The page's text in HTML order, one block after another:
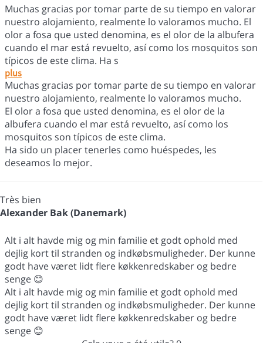
Muchas gracias por tomar parte de su tiempo en valorar
nuestro alojamiento, realmente lo valoramos mucho. El
olor a fosa que usted denomina, es el olor de la albufera
cuando el mar está revuelto, así como los mosquitos son
típicos de este clima. Ha s
plus
Muchas gracias por tomar parte de su tiempo en valorar
nuestro alojamiento, realmente lo valoramos mucho.
El olor a fosa que usted denomina, es el olor de la
albufera cuando el mar está revuelto, así como los
mosquitos son típicos de este clima.
Ha sido un placer tenerles como huéspedes, les
deseamos lo mejor.
Très bien
Alexander Bak (Danemark)
Alt i alt havde mig og min familie et godt ophold med
dejlig kort til stranden og indkøbsmuligheder. Der kunne
godt have været lidt flere køkkenredskaber og bedre
senge 😊
Alt i alt havde mig og min familie et godt ophold med
dejlig kort til stranden og indkøbsmuligheder. Der kunne
godt have været lidt flere køkkenredskaber og bedre
senge 😊